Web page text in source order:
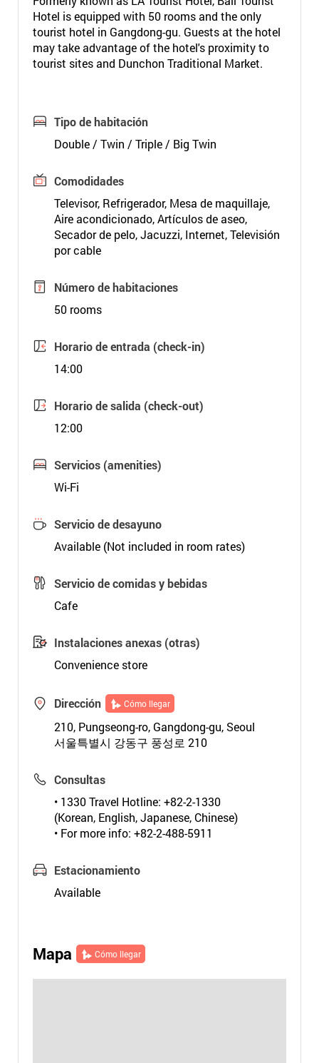
Hotel is equipped with 50 rooms and the only
tourist hotel in Gangdong-gu. Guests at the hotel
may take advantage of the hotel's proximity to
tourist sites and Dunchon Traditional Market.
Tipo de habitación
Double / Twin / Triple / Big Twin
Comodidades
Televisor, Refrigerador, Mesa de maquillaje,
Aire acondicionado, Artículos de aseo,
Secador de pelo, Jacuzzi, Internet, Televisión
por cable
Número de habitaciones
50 rooms
Horario de entrada (check-in)
14:00
Horario de salida (check-out)
12:00
Servicios (amenities)
Wi-Fi
Servicio de desayuno
Available (Not included in room rates)
Servicio de comidas y bebidas
Cafe
Instalaciones anexas (otras)
Convenience store
Dirección Cómo llegar
210, Pungseong-ro, Gangdong-gu, Seoul
서울특별시 강동구 풍성로 210
Consultas
• 1330 Travel Hotline: +82-2-1330
(Korean, English, Japanese, Chinese)
• For more info: +82-2-488-5911
Estacionamiento
Available
Mapa Cómo llegar